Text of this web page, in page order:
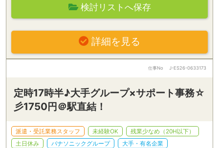
検討リストへ保存
詳細を見る
仕事No J-ES26-0633173
定時17時半♪大手グループ×サポート事務☆
彡1750円＠駅直結！
派遣・受託業務スタッフ 未経験OK
残業少なめ（20H以下）
土日休み
パナソニックグループ
大手・有名企業